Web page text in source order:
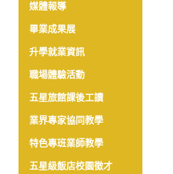
媒體報導
畢業成果展
升學就業資訊
職場體驗活動
五星旅館課後工讀
業界專家協同教學
特色專班業師教學
五星級飯店校園徵才